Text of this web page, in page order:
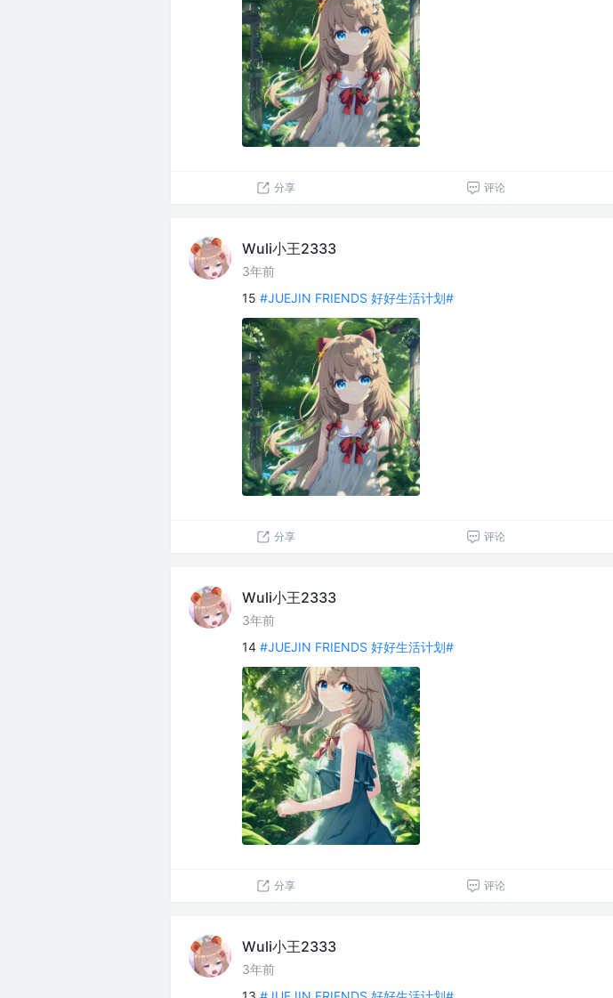
分享 评论
Wuli小王2333
3年前
15 #JUEJIN FRIENDS 好好生活计划#
分享 评论
Wuli小王2333
3年前
14 #JUEJIN FRIENDS 好好生活计划#
分享 评论
Wuli小王2333
3年前